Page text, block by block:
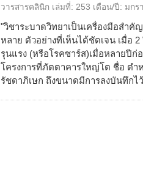
วารสารคลินิก เล่มที่: 253 เดือน/ปี: มกร
"วิชาระบาดวิทยาเป็นเครื่องมือสำ
หลาย ตัวอย่างที่เห็นได้ชัดเจน เมื่อ
รุนแรง (หรือโรคซาร์ส)เมื่อหลายปี
โครงการที่ภัตตาคารใหญ่โต ชื่อ ตำ
รัชดาภิเษก ถึงขนาดมีการลงบันทึกไ